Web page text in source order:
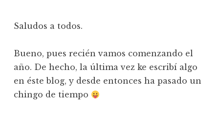
n
Saludos a todos.
Bueno, pues recién vamos comenzando el
año. De hecho, la última vez ke escribí algo
en éste blog, y desde entonces ha pasado un
chingo de tiempo